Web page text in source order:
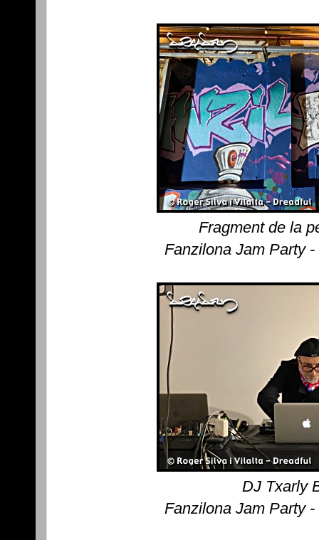
Fragment de la
Fanzilona Jam Party
DJ Txarly
Fanzilona Jam Party